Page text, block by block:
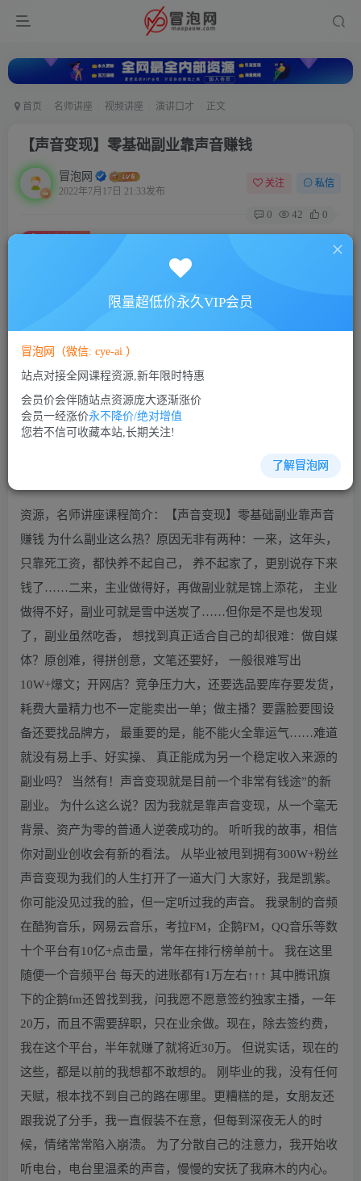
首页 名师讲座 视频讲座 演讲口才 正文
【声音变现】零基础副业靠声音赚钱
冒泡网
2022年7月17日 21:33发布
关注 私信
0 42 0
【声音变现】零基础副业靠声音赚钱
此内容为付费资源，请付费后查看
5
VIP会员 免费
立即购买
您当前未登录！建议登陆后购买，可保存购买订单
资源，名师讲座课程简介：【声音变现】零基础副业靠声音
赚钱 为什么副业这么热？原因无非有两种：一来，这年头，
只靠死工资，都快养不起自己， 养不起家了，更别说存下来
钱了……二来，主业做得好，再做副业就是锦上添花， 主业
做得不好，副业可就是雪中送炭了……但你是不是也发现
了，副业虽然吃香， 想找到真正适合自己的却很难：做自媒
体？原创难，得拼创意，文笔还要好， 一般很难写出
10W+爆文；开网店？竞争压力大，还要选品要库存要发货，
耗费大量精力也不一定能卖出一单；做主播？要露脸要囤设
备还要找品牌方， 最重要的是，能不能火全靠运气……难道
就没有易上手、好实操、 真正能成为另一个稳定收入来源的
副业吗？ 当然有！声音变现就是目前一个非常有钱途”的新
副业。 为什么这么说？因为我就是靠声音变现，从一个毫无
背景、资产为零的普通人逆袭成功的。 听听我的故事，相信
你对副业创收会有新的看法。 从毕业被甩到拥有300W+粉丝
声音变现为我们的人生打开了一道大门 大家好，我是凯紫。
你可能没见过我的脸，但一定听过我的声音。 我录制的音频
在酷狗音乐，网易云音乐，考拉FM，企鹅FM，QQ音乐等数
十个平台有10亿+点击量，常年在排行榜单前十。 我在这里
随便一个音频平台 每天的进账都有1万左右↑↑↑ 其中腾讯旗
下的企鹅fm还曾找到我，问我愿不愿意签约独家主播，一年
20万，而且不需要辞职，只在业余做。现在，除去签约费，
我在这个平台，半年就赚了就将近30万。 但说实话，现在的
这些，都是以前的我想都不敢想的。 刚毕业的我，没有任何
天赋，根本找不到自己的路在哪里。更糟糕的是，女朋友还
跟我说了分手，我一直假装不在意，但每到深夜无人的时
候，情绪常常陷入崩溃。 为了分散自己的注意力，我开始收
听电台，电台里温柔的声音，慢慢的安抚了我麻木的内心。
限量超低价永久VIP会员
冒泡网（微信: cye-ai ）
站点对接全网课程资源,新年限时特惠
会员价会伴随站点资源庞大逐渐涨价
会员一经涨价永不降价/绝对增值
您若不信可收藏本站,长期关注!
了解冒泡网